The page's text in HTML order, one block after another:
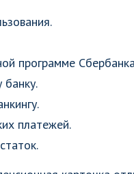
программе
платежей.